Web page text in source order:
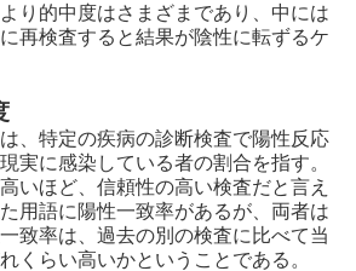
り的中度はさまざまであり、中には
再検査すると結果が陰性に転ずるケ
、特定の疾病の診断検査で陽性反応
実に感染している者の割合を指す。
いほど、信頼性の高い検査だと言え
用語に陽性一致率があるが、両者は
致率は、過去の別の検査に比べて当
くらい高いかということである。